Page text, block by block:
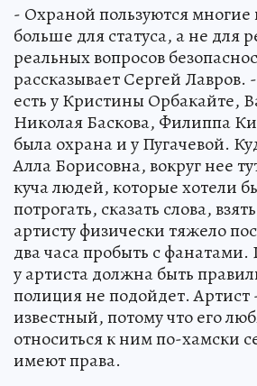
- Охраной пользуются
больше для статуса, а не для
реальных вопросов
рассказывает Сергей Лавров.
есть у Кристины Орбакайте,
Николая Баскова, Филиппа
была охрана и у Пугачевой.
Алла Борисовна, вокруг нее
куча людей, которые хотели
потрогать, сказать слова,
артисту физически тяжело
два часа пробыть с
у артиста должна быть
полиция не подойдет. Артист
известный, потому что его
относиться к ним по-хамски
имеют права.